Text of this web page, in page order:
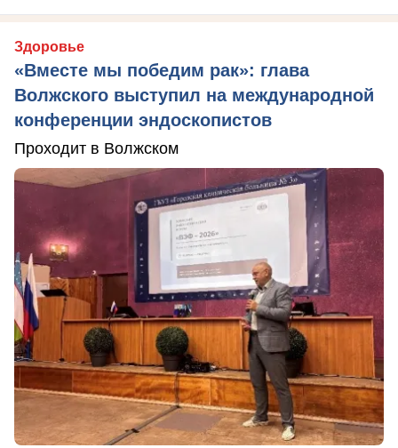
Здоровье
«Вместе мы победим рак»: глава
Волжского выступил на международной
конференции эндоскопистов
Проходит в Волжском